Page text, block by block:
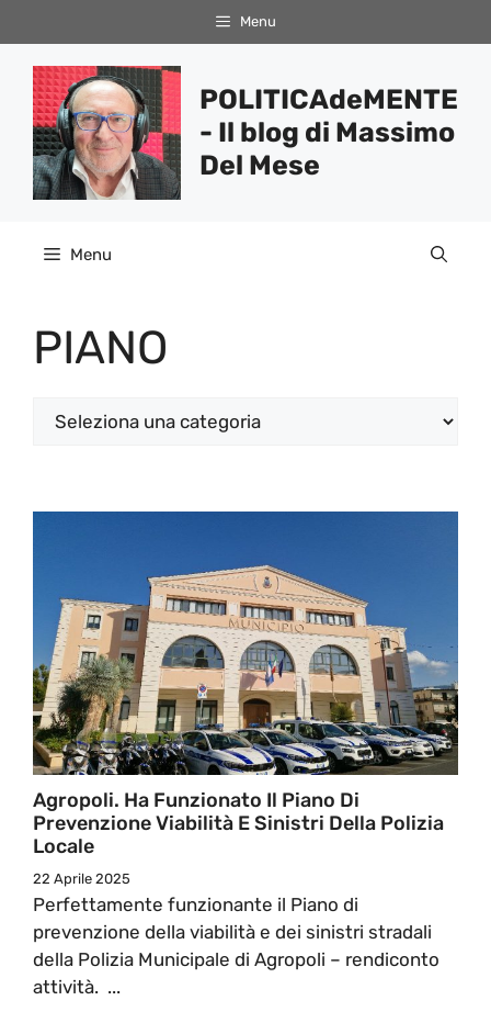
al
contenuto
Menu
POLITICAdeMENTE
- Il blog di Massimo
Del Mese
Menu
PIANO
Categorie
Agropoli. Ha Funzionato Il Piano Di
Prevenzione Viabilità E Sinistri Della Polizia
Locale
22 Aprile 2025
Perfettamente funzionante il Piano di
prevenzione della viabilità e dei sinistri stradali
della Polizia Municipale di Agropoli – rendiconto
attività. ...